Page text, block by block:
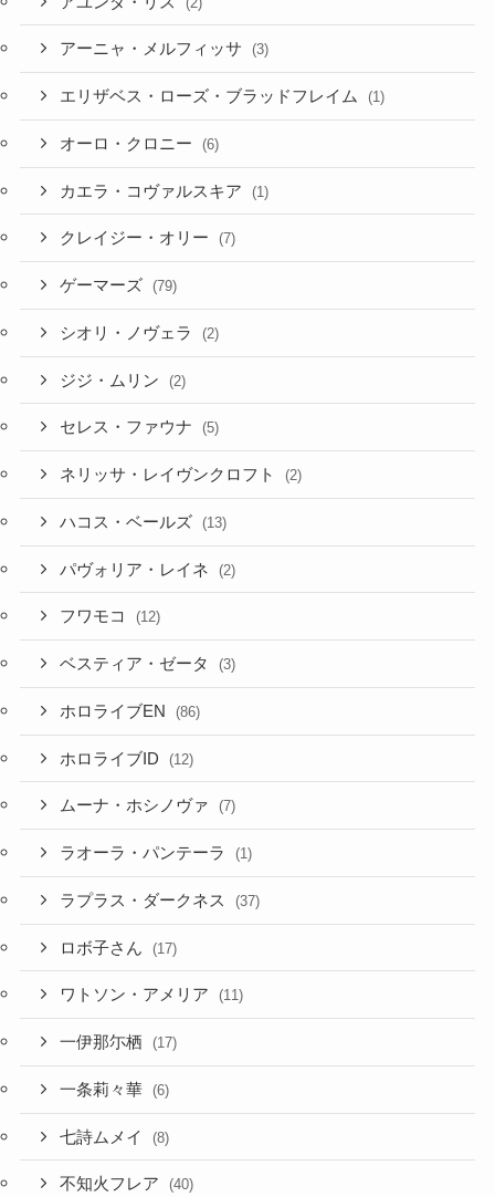
アーニャ・メルフィッサ (3)
エリザベス・ローズ・ブラッドフレイム (1)
オーロ・クロニー (6)
カエラ・コヴァルスキア (1)
クレイジー・オリー (7)
ゲーマーズ (79)
シオリ・ノヴェラ (2)
ジジ・ムリン (2)
セレス・ファウナ (5)
ネリッサ・レイヴンクロフト (2)
ハコス・ベールズ (13)
パヴォリア・レイネ (2)
フワモコ (12)
ベスティア・ゼータ (3)
ホロライブEN (86)
ホロライブID (12)
ムーナ・ホシノヴァ (7)
ラオーラ・パンテーラ (1)
ラプラス・ダークネス (37)
ロボ子さん (17)
ワトソン・アメリア (11)
一伊那尓栖 (17)
一条莉々華 (6)
七詩ムメイ (8)
不知火フレア (40)